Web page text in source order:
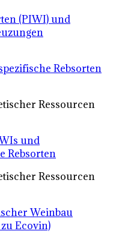
(PIWI) und
Rebsorten
Ressourcen
und
Rebsorten
Ressourcen
Weinbau
Ecovin)